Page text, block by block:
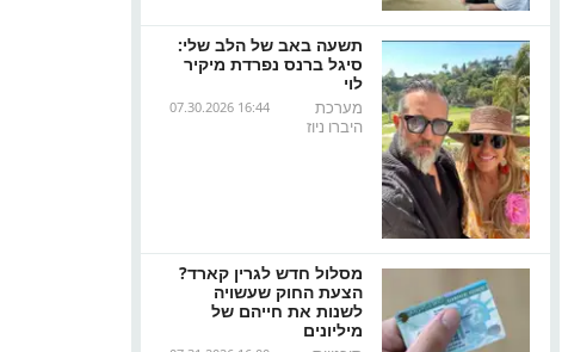
תשעה באב של הלב שלי:
סיגל ברנס נפרדת מיקיר
לוי
07.30.2026 16:44
מערכת
היברו ניוז
מסלול חדש לגרין קארד?
הצעת החוק שעשויה
לשנות את חייהם של
מיליונים